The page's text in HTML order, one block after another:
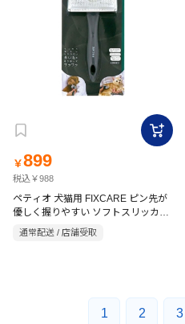
￥899
税込￥988
ペティオ 犬猫用 FIXCARE ピン先が
優しく握りやすい ソフトスリッカー
ブラシ S
通常配送 / 店舗受取
1 2 3